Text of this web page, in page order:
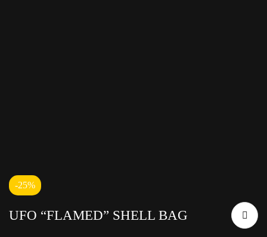
-25%
UFO “FLAMED” SHELL BAG